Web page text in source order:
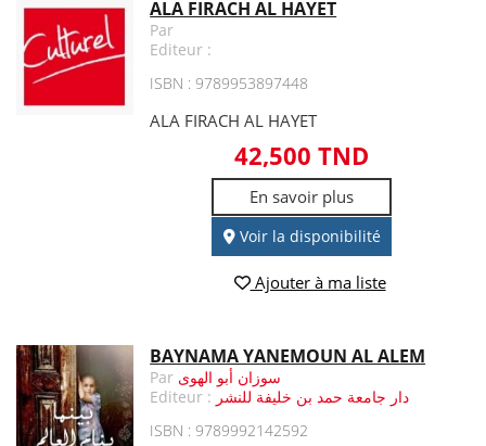
ALA FIRACH AL HAYET
Par
Editeur :
ISBN : 9789953897448
ALA FIRACH AL HAYET
42,500 TND
En savoir plus
Voir la disponibilité
Ajouter à ma liste
BAYNAMA YANEMOUN AL ALEM
Par سوزان أبو الهوى
Editeur : دار جامعة حمد بن خليفة للنشر
ISBN : 9789992142592